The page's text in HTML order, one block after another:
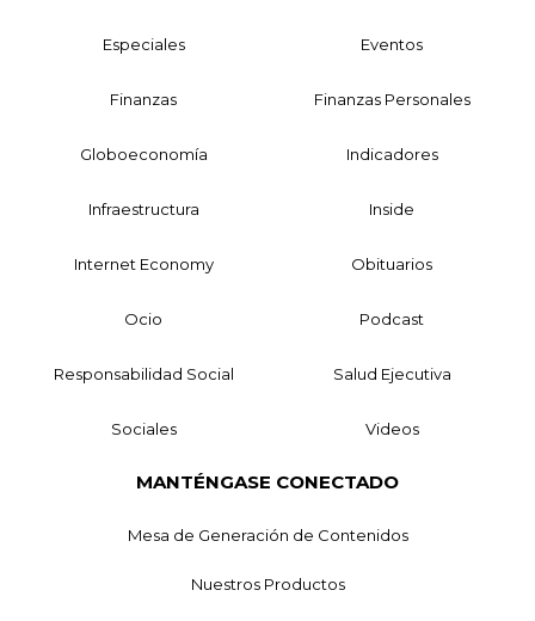
Especiales Eventos
Finanzas Finanzas Personales
Globoeconomía Indicadores
Infraestructura Inside
Internet Economy Obituarios
Ocio Podcast
Responsabilidad Social Salud Ejecutiva
Sociales Videos
MANTÉNGASE CONECTADO
Mesa de Generación de Contenidos
Nuestros Productos